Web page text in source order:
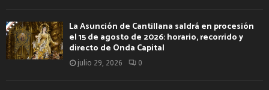
La Asunción de Cantillana saldrá en procesión
el 15 de agosto de 2026: horario, recorrido y
directo de Onda Capital
julio 29, 2026 0